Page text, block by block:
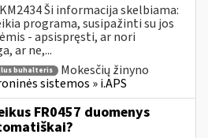
Ši informacija skelbiama:
programa, susipažinti su jos
- apsispręsti, ar nori
ar ne,...
buhalteris
Mokesčių žinyno
sistemos » i.APS
FR0457 duomenys